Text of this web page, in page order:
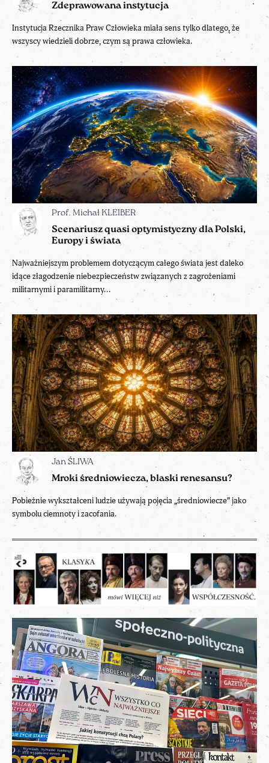
Zdeprawowana instytucja
Instytucja Rzecznika Praw Człowieka miała sens tylko dlatego, że
wszyscy wiedzieli dobrze, czym są prawa człowieka.
Prof. Michał KLEIBER
Scenariusz quasi optymistyczny dla Polski,
Europy i świata
Najważniejszym problemem dotyczącym całego świata jest daleko
idące złagodzenie niebezpieczeństw związanych z zagrożeniami
militarnymi i paramilitarny...
Jan ŚLIWA
Mroki średniowiecza, blaski renesansu?
Pobieżnie wykształceni ludzie używają pojęcia „średniowiecze” jako
symbolu ciemnoty i zacofania.